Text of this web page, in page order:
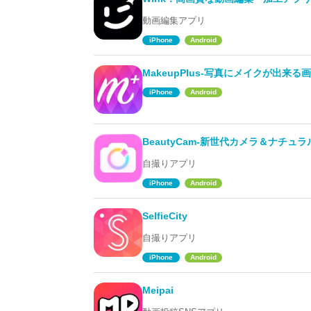
動画編集アプリ
iPhone Android
MakeupPlus-写真にメイクが出来る
iPhone Android
BeautyCam-新世代カメラ＆ナチュラ
自撮りアプリ
iPhone Android
SelfieCity
自撮りアプリ
iPhone Android
Meipai